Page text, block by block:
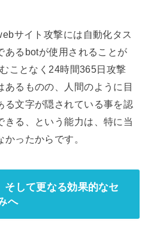
サイト攻撃には自動化タス
あるbotが使用されることが
ことなく24時間365日攻撃
あるものの、人間のように目
る文字が隠されている事を認
きる、という能力は、特に当
ったからです。
して更なる効果的なセ
へ